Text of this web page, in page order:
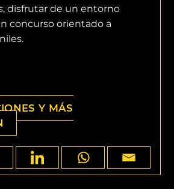
disfrutar de un entorno
concurso orientado a
Y MÁS